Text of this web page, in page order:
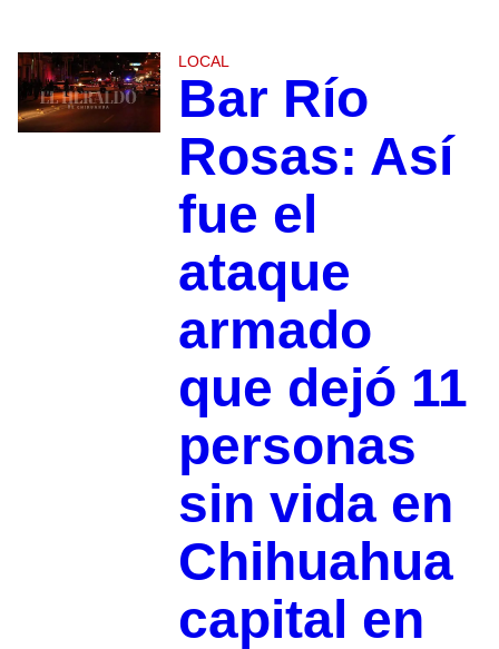
LOCAL
Bar Río
Rosas: Así
fue el
ataque
armado
que dejó 11
personas
sin vida en
Chihuahua
capital en